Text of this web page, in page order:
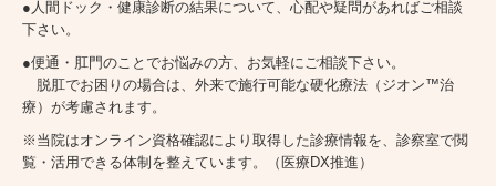
●人間ドック・健康診断の結果について、心配や疑問があればご相談
下さい。
●便通・肛門のことでお悩みの方、お気軽にご相談下さい。
脱肛でお困りの場合は、外来で施行可能な硬化療法（ジオン™治
療）が考慮されます。
※当院はオンライン資格確認により取得した診療情報を、診察室で閲
覧・活用できる体制を整えています。（医療DX推進）